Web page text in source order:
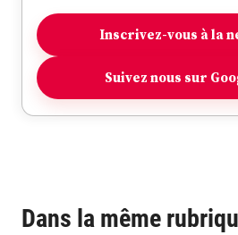
Inscrivez-vous à la
Suivez nous sur
Dans la même